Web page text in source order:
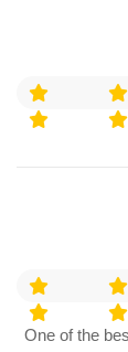
One of the